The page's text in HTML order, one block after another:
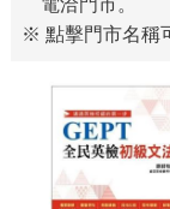
電洽門市。
※ 點擊門市名稱